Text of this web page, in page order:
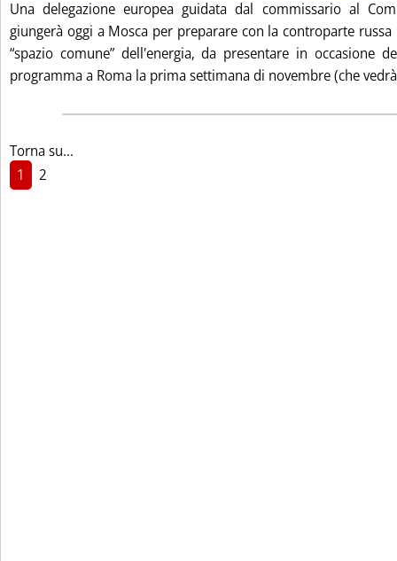
Una delegazione europea guidata dal commissario al
giungerà oggi a Mosca per preparare con la controparte
“spazio comune” dell'energia, da presentare in occasione
programma a Roma la prima settimana di novembre (che
Torna su...
1
2